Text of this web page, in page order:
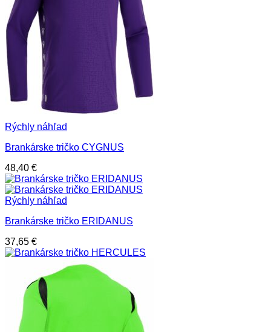
Rýchly náhľad
Brankárske tričko CYGNUS
48,40 €
Rýchly náhľad
Brankárske tričko ERIDANUS
37,65 €